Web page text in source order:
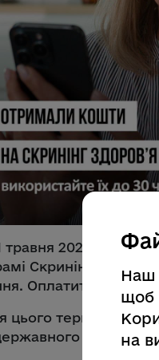
2026 року
Скринінг
Оплатити
цього терміну
бюджету.
Наш
щоб
на